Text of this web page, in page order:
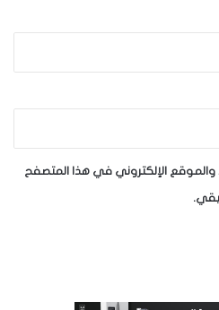
والموقع الإلكتروني في هذا المتصفح